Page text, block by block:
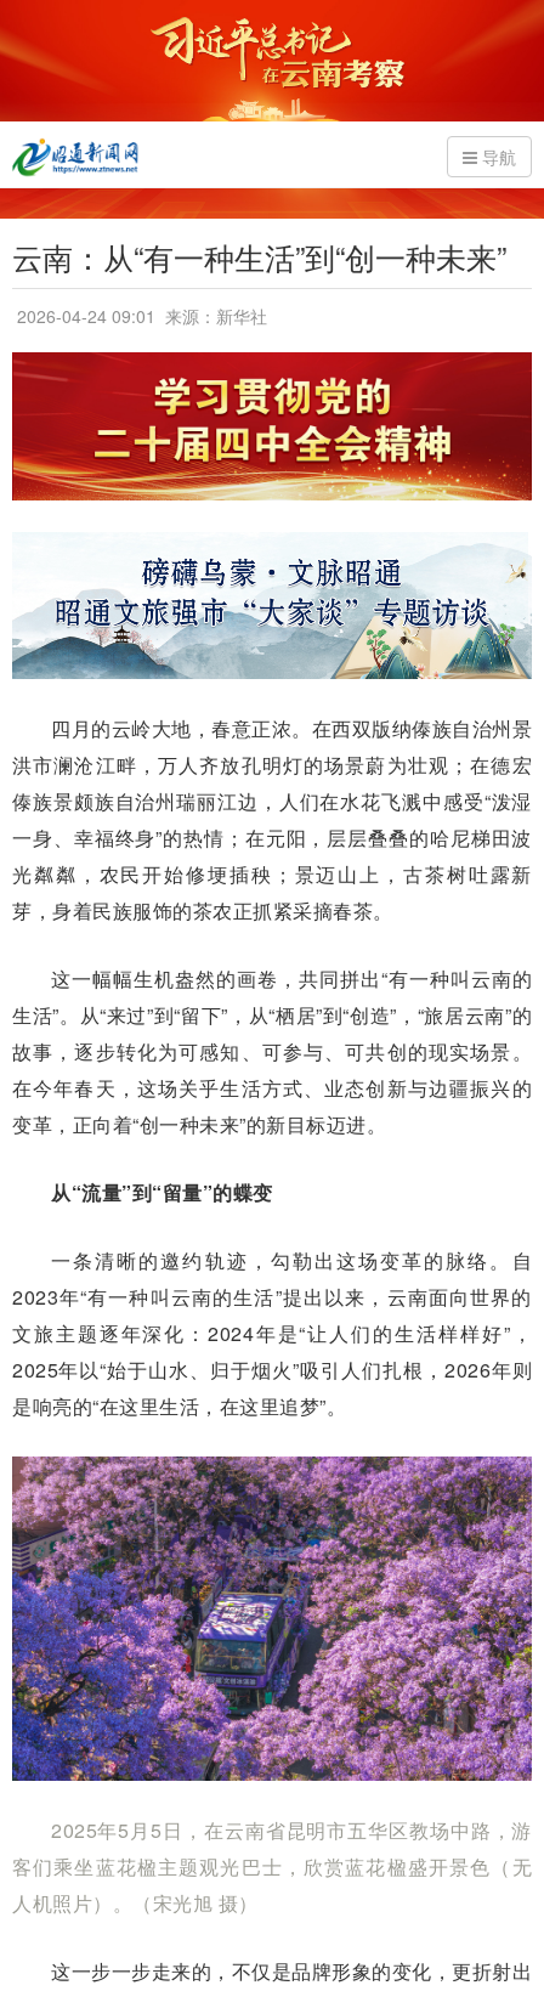
导航
云南：从“有一种生活”到“创一种未来”
2026-04-24 09:01 来源：新华社
四月的云岭大地，春意正浓。在西双版纳傣族自治州景
洪市澜沧江畔，万人齐放孔明灯的场景蔚为壮观；在德宏
傣族景颇族自治州瑞丽江边，人们在水花飞溅中感受“泼湿
一身、幸福终身”的热情；在元阳，层层叠叠的哈尼梯田波
光粼粼，农民开始修埂插秧；景迈山上，古茶树吐露新
芽，身着民族服饰的茶农正抓紧采摘春茶。
这一幅幅生机盎然的画卷，共同拼出“有一种叫云南的
生活”。从“来过”到“留下”，从“栖居”到“创造”，“旅居云南”的
故事，逐步转化为可感知、可参与、可共创的现实场景。
在今年春天，这场关乎生活方式、业态创新与边疆振兴的
变革，正向着“创一种未来”的新目标迈进。
从“流量”到“留量”的蝶变
一条清晰的邀约轨迹，勾勒出这场变革的脉络。自
2023年“有一种叫云南的生活”提出以来，云南面向世界的
文旅主题逐年深化：2024年是“让人们的生活样样好”，
2025年以“始于山水、归于烟火”吸引人们扎根，2026年则
是响亮的“在这里生活，在这里追梦”。
2025年5月5日，在云南省昆明市五华区教场中路，游
客们乘坐蓝花楹主题观光巴士，欣赏蓝花楹盛开景色（无
人机照片）。（宋光旭 摄）
这一步一步走来的，不仅是品牌形象的变化，更折射出